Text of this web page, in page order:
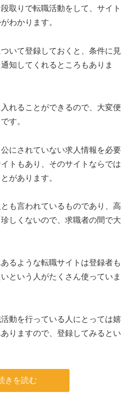
取りで転職活動をして、サイト
わかります。
いて登録しておくと、条件に見
知してくれるところもありま
れることができるので、大変便
す。
にされていない求人情報を必要
トもあり、そのサイトならでは
があります。
も言われているものであり、高
しくないので、求職者の間で大
るような転職サイトは登録者も
という人がたくさん使っていま
動を行っている人にとっては嬉
りますので、登録してみるとい
きを読む